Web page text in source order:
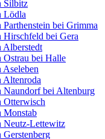
Silbitz
Lödla
bei Grimma
Hirschfeld bei Gera
Alberstedt
Ostrau bei Halle
Aseleben
Altenroda
Naundorf bei Altenburg
Otterwisch
Monstab
Neutz-Lettewitz